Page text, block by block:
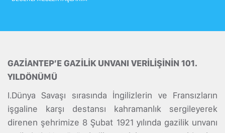
GAZİANTEP’E GAZİLİK UNVANI VERİLİŞİNİN 101.
YILDÖNÜMÜ
I.Dünya Savaşı sırasında İngilizlerin ve Fransızların
işgaline karşı destansı kahramanlık sergileyerek
direnen şehrimize 8 Şubat 1921 yılında gazilik unvanı